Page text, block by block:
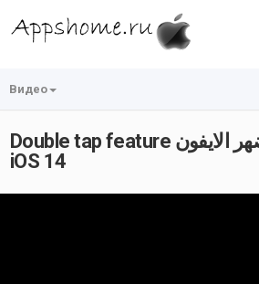
Видео
Double tap feature ميزة استخدام ضهر الايفون
iOS 14